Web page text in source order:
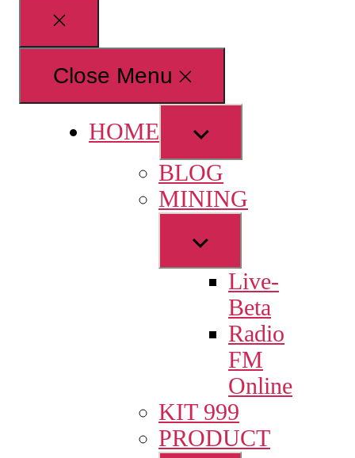
Close
search
Close Menu
HOME
Show
sub
menu
BLOG
MINING
Show
sub
menuLive-
Beta
Radio
FM
Online
KIT 999
PRODUCT